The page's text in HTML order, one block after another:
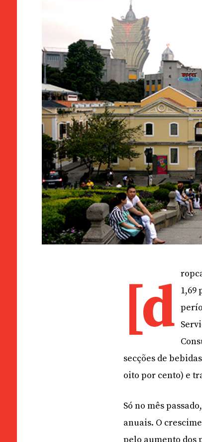
[d 1,69
secções de
oito por cento) e
Só no mês
anuais. O